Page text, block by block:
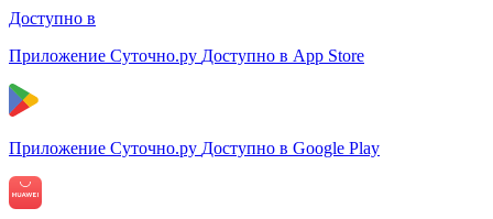
Доступно в
Приложение Суточно.ру Доступно в App Store
Приложение Суточно.ру Доступно в Google Play